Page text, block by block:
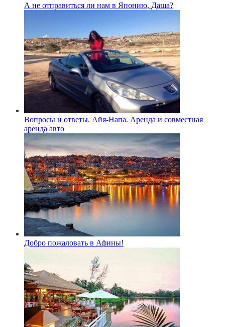
А не отправиться ли нам в Японию, Даша?
Вопросы и ответы. Айя-Напа. Аренда и совместная
аренда авто
Добро пожаловать в Афины!